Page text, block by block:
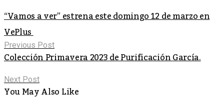
“Vamos a ver” estrena este domingo 12 de marzo en
VePlus
Previous Post
Colección Primavera 2023 de Purificación García.
Next Post
You May Also Like